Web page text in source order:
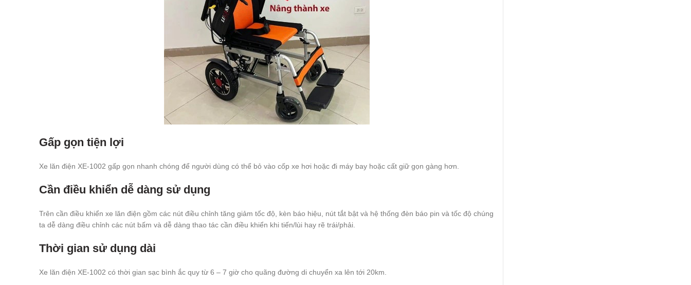
Gấp gọn tiện lợi
Xe lăn điện XE-1002 gấp gọn nhanh chóng để người dùng có thể bỏ vào cốp xe hơi hoặc đi máy bay hoặc cất giữ gọn gàng hơn.
Cần điều khiển dễ dàng sử dụng
Trên cần điều khiển xe lăn điện gồm các nút điều chỉnh tăng giảm tốc độ, kèn báo hiệu, nút tắt bật và hệ thống đèn báo pin và tốc độ chúng
ta dễ dàng điều chỉnh các nút bấm và dễ dàng thao tác cần điều khiển khi tiến/lùi hay rẽ trái/phải.
Thời gian sử dụng dài
Xe lăn điện XE-1002 có thời gian sạc bình ắc quy từ 6 – 7 giờ cho quãng đường di chuyển xa lên tới 20km.